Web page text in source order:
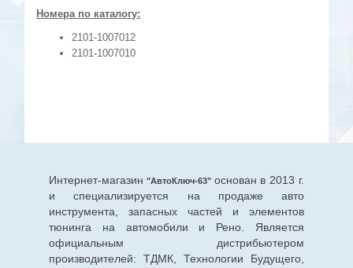
Номера по каталогу:
2101-1007012
2101-1007010
Интернет-магазин "АвтоКлюч-63" основан в 2013 г.
и специализируется на продаже авто
инструмента, запасных частей и элементов
тюнинга на автомобили и Рено. Является
официальным дистрибьютером
производителей: ТДМК, Технологии Будущего,